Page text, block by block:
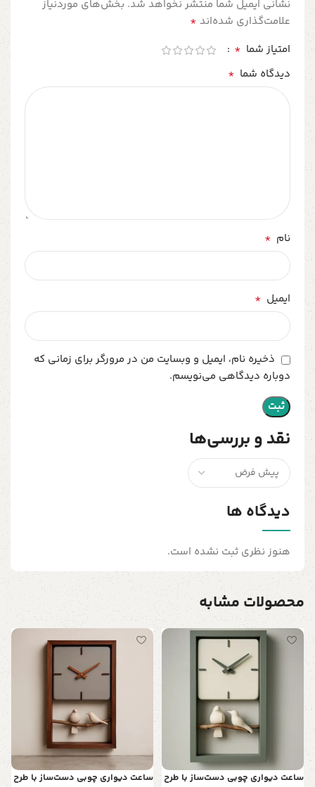
نقد و بررسی‌ها
دیدگاه ها
هنوز نظری ثبت نشده است.
نشانی ایمیل شما منتشر نخواهد شد. بخش‌های موردنیاز
علامت‌گذاری شده‌اند *
امتیاز شما *
دیدگاه شما *
نام *
ایمیل *
ذخیره نام، ایمیل و وبسایت من در مرورگر برای زمانی که
دوباره دیدگاهی می‌نویسم.
محصولات مشابه
ساعت دیواری چوبی دست‌ساز با طرح
ساعت دیواری چوبی دست‌ساز با طرح